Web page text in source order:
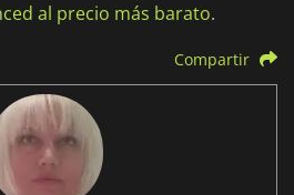
al precio más barato.
Compartir